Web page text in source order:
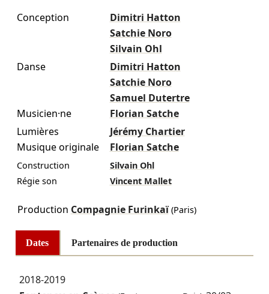
Conception
Dimitri Hatton
Satchie Noro
Silvain Ohl
Danse
Dimitri Hatton
Satchie Noro
Samuel Dutertre
Musicien·ne
Florian Satche
Lumières
Jérémy Chartier
Musique originale
Florian Satche
Construction
Silvain Ohl
Régie son
Vincent Mallet
Production Compagnie Furinkaï(Paris)
Dates Partenaires de production
2018-2019